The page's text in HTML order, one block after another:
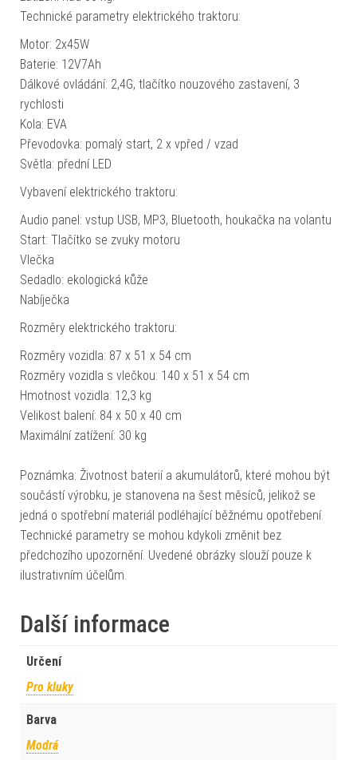
Technické parametry elektrického traktoru:
Motor: 2x45W
Baterie: 12V7Ah
Dálkové ovládání: 2,4G, tlačítko nouzového zastavení, 3
rychlosti
Kola: EVA
Převodovka: pomalý start, 2 x vpřed / vzad
Světla: přední LED
Vybavení elektrického traktoru:
Audio panel: vstup USB, MP3, Bluetooth, houkačka na volantu
Start: Tlačítko se zvuky motoru
Vlečka
Sedadlo: ekologická kůže
Nabíječka
Rozměry elektrického traktoru:
Rozměry vozidla: 87 x 51 x 54 cm
Rozměry vozidla s vlečkou: 140 x 51 x 54 cm
Hmotnost vozidla: 12,3 kg
Velikost balení: 84 x 50 x 40 cm
Maximální zatížení: 30 kg
Poznámka: Životnost baterií a akumulátorů, které mohou být
součástí výrobku, je stanovena na šest měsíců, jelikož se
jedná o spotřební materiál podléhající běžnému opotřebení.
Technické parametry se mohou kdykoli změnit bez
předchozího upozornění. Uvedené obrázky slouží pouze k
ilustrativním účelům.
Další informace
Určení
Pro kluky
Barva
Modrá